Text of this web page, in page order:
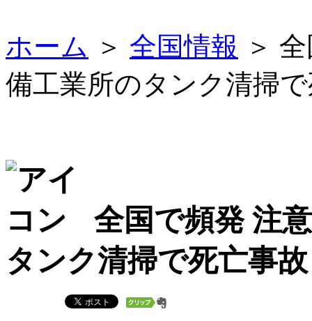
ホーム ＞ 全国情報 ＞
備工業所のタンク清
全国で頻発 注
タンク清掃で死亡